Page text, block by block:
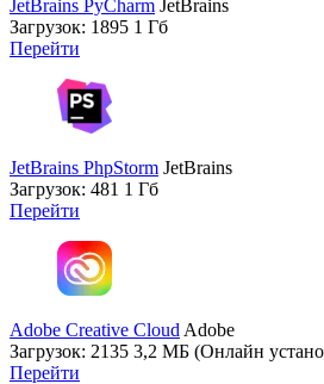
JetBrains PyCharm JetBrains
Загрузок: 1895 1 Гб
Перейти
JetBrains PhpStorm JetBrains
Загрузок: 481 1 Гб
Перейти
Adobe Creative Cloud Adobe
Загрузок: 2135 3,2 МБ (Онлайн
Перейти